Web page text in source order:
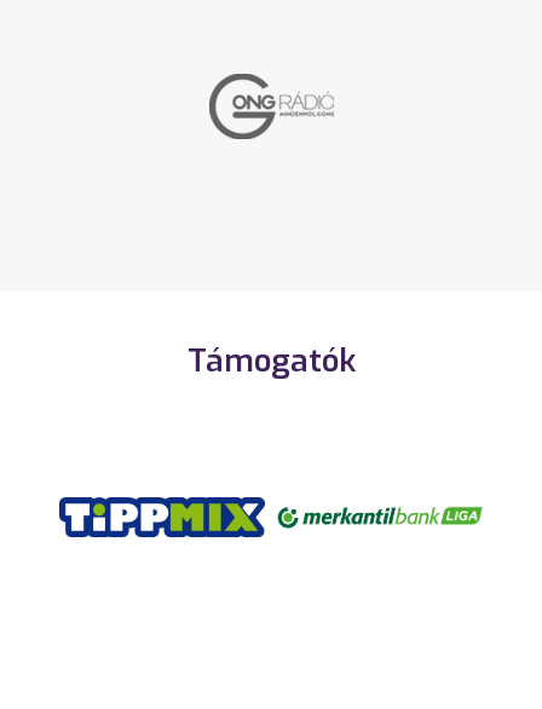
Támogatók